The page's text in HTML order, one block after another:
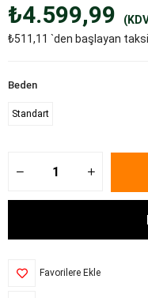
₺4.599,99
₺511,11 `den başlayan
Beden
Standart
Favorilere Ekle